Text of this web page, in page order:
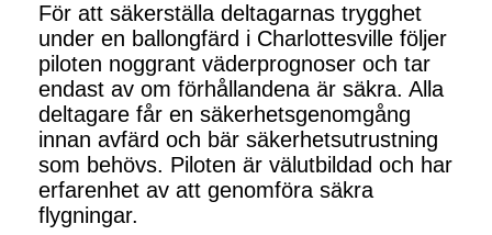
För att säkerställa deltagarnas trygghet
under en ballongfärd i Charlottesville följer
piloten noggrant väderprognoser och tar
endast av om förhållandena är säkra. Alla
deltagare får en säkerhetsgenomgång
innan avfärd och bär säkerhetsutrustning
som behövs. Piloten är välutbildad och har
erfarenhet av att genomföra säkra
flygningar.